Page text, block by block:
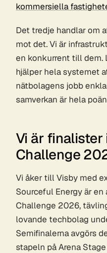
kommersiella
Det tredje handlar om
mot det. Vi är
en konkurrent till dem.
hjälper hela systemet
nätbolagens jobb
samverkan är hela
Vi är finalister
Challenge
Vi åker till Visby med
Sourceful Energy är
Challenge 2026,
lovande techbolag
Semifinalerna avgörs
stapeln på Arena